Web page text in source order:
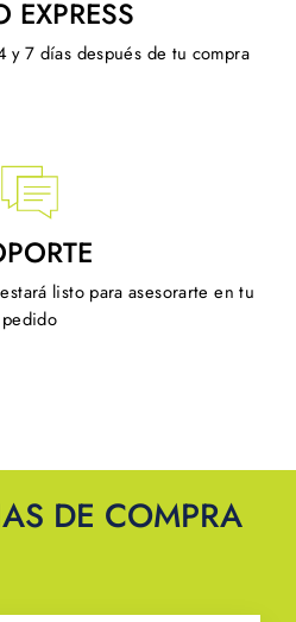
EXPRESS
7 días después de tu compra
listo para asesorarte en tu
pedido
DE COMPRA